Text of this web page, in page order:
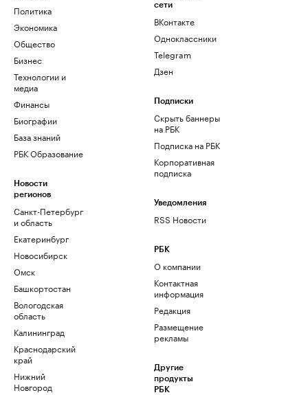
Политика
Экономика
Общество
Бизнес
Технологии и
медиа
Финансы
Биографии
База знаний
РБК Образование
Новости
регионов
Санкт-Петербург
и область
Екатеринбург
Новосибирск
Омск
Башкортостан
Вологодская
область
Калининград
Краснодарский
край
Нижний
Новгород
сети
ВКонтакте
Одноклассники
Telegram
Дзен
Подписки
Скрыть баннеры
на РБК
Подписка на РБК
Корпоративная
подписка
Уведомления
RSS Новости
РБК
О компании
Контактная
информация
Редакция
Размещение
рекламы
Другие
продукты
РБК